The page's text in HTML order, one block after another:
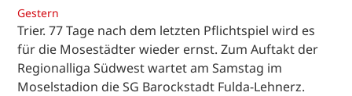
Gestern
Trier. 77 Tage nach dem letzten Pflichtspiel wird es
für die Mosestädter wieder ernst. Zum Auftakt der
Regionalliga Südwest wartet am Samstag im
Moselstadion die SG Barockstadt Fulda-Lehnerz.